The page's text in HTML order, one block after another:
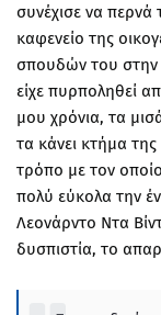
συνέχισε να
καφενείο της
σπουδών του
είχε πυρποληθεί
μου χρόνια, τα
τα κάνει κτήμα
τρόπο με τον
πολύ εύκολα την
Λεονάρντο Ντα
δυσπιστία, το